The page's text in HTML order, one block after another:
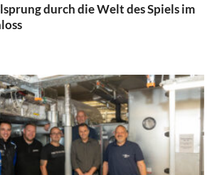
durch die Welt des Spiels im